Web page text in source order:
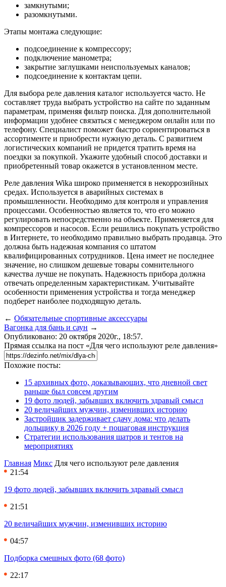
замкнутыми;
разомкнутыми.
Этапы монтажа следующие:
подсоединение к компрессору;
подключение манометра;
закрытие заглушками неиспользуемых каналов;
подсоединение к контактам цепи.
Для выбора реле давления каталог используется часто. Не
составляет труда выбрать устройство на сайте по заданным
параметрам, применяя фильтр поиска. Для дополнительной
информации удобнее связаться с менеджером онлайн или по
телефону. Специалист поможет быстро сориентироваться в
ассортименте и приобрести нужную деталь. С развитием
логистических компаний не придется тратить время на
поездки за покупкой. Укажите удобный способ доставки и
приобретенный товар окажется в установленном месте.
Реле давления Wika широко применяется в некоррозийных
средах. Используется в аварийных системах в
промышленности. Необходимо для контроля и управления
процессами. Особенностью является то, что его можно
регулировать непосредственно на объекте. Применяется для
компрессоров и насосов. Если решились покупать устройство
в Интернете, то необходимо правильно выбрать продавца. Это
должна быть надежная компания со штатом
квалифицированных сотрудников. Цена имеет не последнее
значение, но слишком дешевые товары сомнительного
качества лучше не покупать. Надежность прибора должна
отвечать определенным характеристикам. Учитывайте
особенности применения устройства и тогда менеджер
подберет наиболее подходящую деталь.
← Обязательные спортивные аксессуары
Вагонка для бань и саун →
Опубликовано: 20 октября 2020г., 18:57.
Прямая ссылка на пост «Для чего используют реле давления»
Похожие посты:
15 архивных фото, доказывающих, что дневной свет
раньше был совсем другим
19 фото людей, забывших включить здравый смысл
20 величайших мужчин, изменивших историю
Застройщик задерживает сдачу дома: что делать
дольщику в 2026 году + пошаговая инструкция
Стратегии использования шатров и тентов на
мероприятиях
Главная Микс Для чего используют реле давления
21:54
19 фото людей, забывших включить здравый смысл
21:51
20 величайших мужчин, изменивших историю
04:57
Подборка смешных фото (68 фото)
22:17